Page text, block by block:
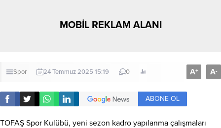
MOBİL REKLAM ALANI
Spor 24 Temmuz 2025 15:19 0 A+ A-
ABONE OL
TOFAŞ Spor Kulübü, yeni sezon kadro yapılanma çalışmaları